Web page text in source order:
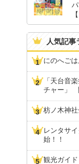
人気記事
にのへごは
「天台音
チャー」
枋ノ木神
レンタサ
始！！
観光ガイド